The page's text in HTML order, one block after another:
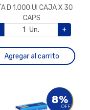
D 1.000 UI CAJA X 30
CAPS
Un. +
Agregar al carrito
8%
OFF